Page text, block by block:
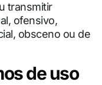
transmitir
ofensivo,
obsceno ou de
de uso